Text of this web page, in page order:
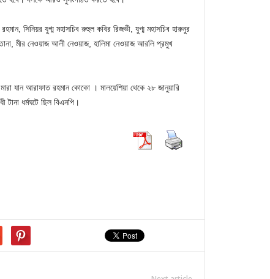
সিনিয়র যুগ্ম মহাসচিব রুহুল কবির রিজভী, যুগ্ম মহাসচিব হারুনুর
মীর নেওয়াজ আলী নেওয়াজ, হালিমা নেওয়াজ আরলি প্রমুখ
যান আরাফাত রহমান কোকো । মালয়েশিয়া থেকে ২৮ জানুয়ারি
ধর্মঘটে ছিল বিএনপি।